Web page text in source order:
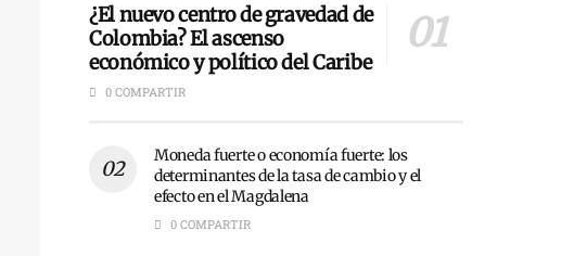
¿El nuevo centro de gravedad de
Colombia? El ascenso
económico y político del Caribe
0 COMPARTIR
Moneda fuerte o economía fuerte: los
determinantes de la tasa de cambio y el
efecto en el Magdalena
0 COMPARTIR